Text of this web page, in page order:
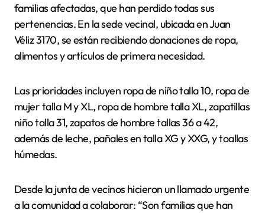
familias afectadas, que han perdido todas sus
pertenencias. En la sede vecinal, ubicada en Juan
Véliz 3170, se están recibiendo donaciones de ropa,
alimentos y artículos de primera necesidad.
Las prioridades incluyen ropa de niño talla 10, ropa de
mujer talla M y XL, ropa de hombre talla XL, zapatillas
niño talla 31, zapatos de hombre tallas 36 a 42,
además de leche, pañales en talla XG y XXG, y toallas
húmedas.
Desde la junta de vecinos hicieron un llamado urgente
a la comunidad a colaborar: “Son familias que han